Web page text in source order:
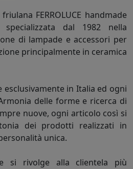
friulana FERROLUCE handmade
dal 1982 nella
di lampade e accessori per
principalmente in ceramica
esclusivamente in Italia ed ogni
delle forme e ricerca di
nuove, ogni articolo così si
dei prodotti realizzati in
unica.
si rivolge alla clientela più